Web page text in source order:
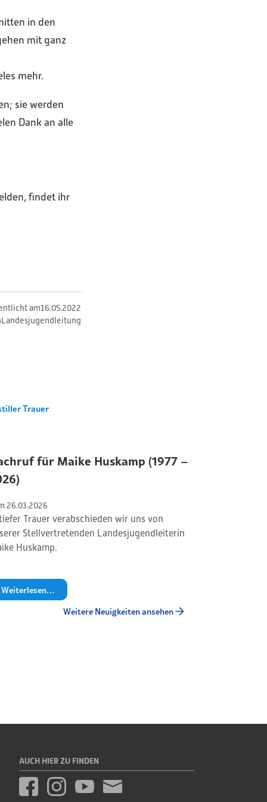
in den
mit ganz
mehr.
sie werden
Dank an alle
findet ihr
am16.05.2022
Landesjugendleitung
Trauer
für Maike Huskamp (1977 –
26.03.2026
tiefer Trauer verabschieden wir uns von
Stellvertretenden Landesjugendleiterin
Huskamp.
Weiterlesen…
Weitere Neuigkeiten ansehen
AUCH HIER ZU FINDEN